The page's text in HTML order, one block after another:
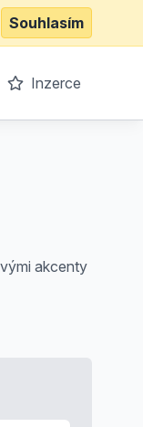
Souhlasím
Inzerce
akcenty